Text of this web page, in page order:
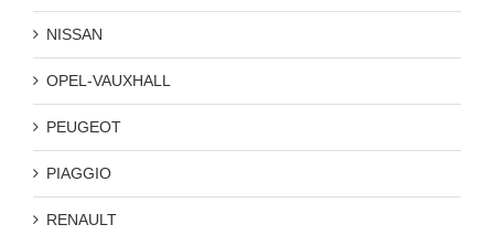
NISSAN
OPEL-VAUXHALL
PEUGEOT
PIAGGIO
RENAULT